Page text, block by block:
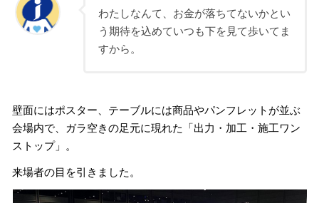
わたしなんて、お金が落ちてないかとい
う期待を込めていつも下を見て歩いてま
すから。
壁面にはポスター、テーブルには商品やパンフレットが並ぶ
会場内で、ガラ空きの足元に現れた「出力・加工・施工ワン
ストップ」。
来場者の目を引きました。